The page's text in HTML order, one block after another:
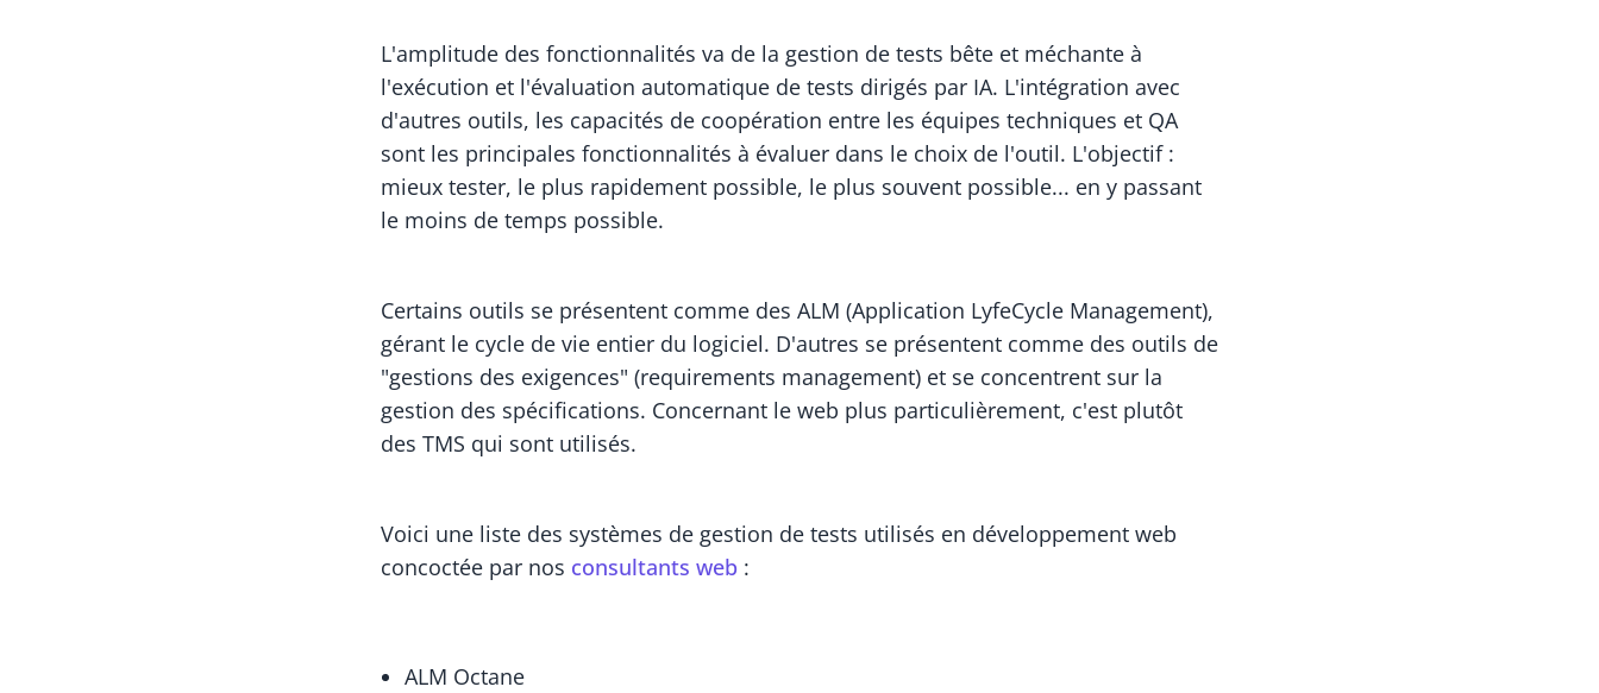
L'amplitude des fonctionnalités va de la gestion de tests bête et méchante à
l'exécution et l'évaluation automatique de tests dirigés par IA. L'intégration avec
d'autres outils, les capacités de coopération entre les équipes techniques et QA
sont les principales fonctionnalités à évaluer dans le choix de l'outil. L'objectif :
mieux tester, le plus rapidement possible, le plus souvent possible... en y passant
le moins de temps possible.
Certains outils se présentent comme des ALM (Application LyfeCycle Management),
gérant le cycle de vie entier du logiciel. D'autres se présentent comme des outils de
"gestions des exigences" (requirements management) et se concentrent sur la
gestion des spécifications. Concernant le web plus particulièrement, c'est plutôt
des TMS qui sont utilisés.
Voici une liste des systèmes de gestion de tests utilisés en développement web
concoctée par nos consultants web :
ALM Octane